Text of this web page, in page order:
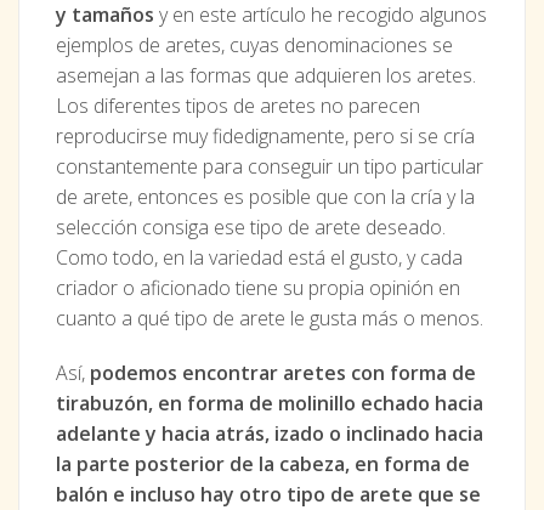
y tamaños y en este artículo he recogido algunos
ejemplos de aretes, cuyas denominaciones se
asemejan a las formas que adquieren los aretes.
Los diferentes tipos de aretes no parecen
reproducirse muy fidedignamente, pero si se cría
constantemente para conseguir un tipo particular
de arete, entonces es posible que con la cría y la
selección consiga ese tipo de arete deseado.
Como todo, en la variedad está el gusto, y cada
criador o aficionado tiene su propia opinión en
cuanto a qué tipo de arete le gusta más o menos.
Así, podemos encontrar aretes con forma de
tirabuzón, en forma de molinillo echado hacia
adelante y hacia atrás, izado o inclinado hacia
la parte posterior de la cabeza, en forma de
balón e incluso hay otro tipo de arete que se